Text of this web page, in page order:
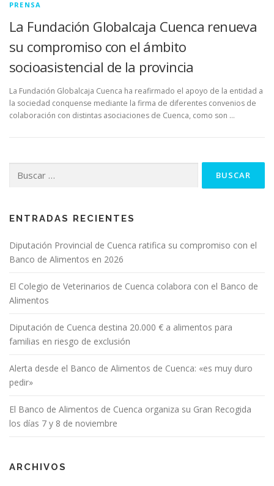
PRENSA
La Fundación Globalcaja Cuenca renueva
su compromiso con el ámbito
socioasistencial de la provincia
La Fundación Globalcaja Cuenca ha reafirmado el apoyo de la entidad a
la sociedad conquense mediante la firma de diferentes convenios de
colaboración con distintas asociaciones de Cuenca, como son …
ENTRADAS RECIENTES
Diputación Provincial de Cuenca ratifica su compromiso con el
Banco de Alimentos en 2026
El Colegio de Veterinarios de Cuenca colabora con el Banco de
Alimentos
Diputación de Cuenca destina 20.000 € a alimentos para
familias en riesgo de exclusión
Alerta desde el Banco de Alimentos de Cuenca: «es muy duro
pedir»
El Banco de Alimentos de Cuenca organiza su Gran Recogida
los días 7 y 8 de noviembre
ARCHIVOS